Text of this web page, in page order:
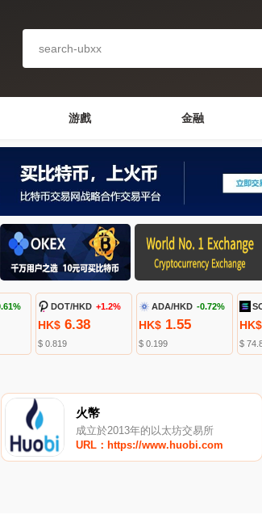
游戲 金融
DOT/HKD +1.2%
HK$6.38
$ 0.819
ADA/HKD -0.72%
HK$1.55
$ 0.199
HK$
$
火幣
成立於2013年的以太坊交易所
URL：https://www.huobi.com